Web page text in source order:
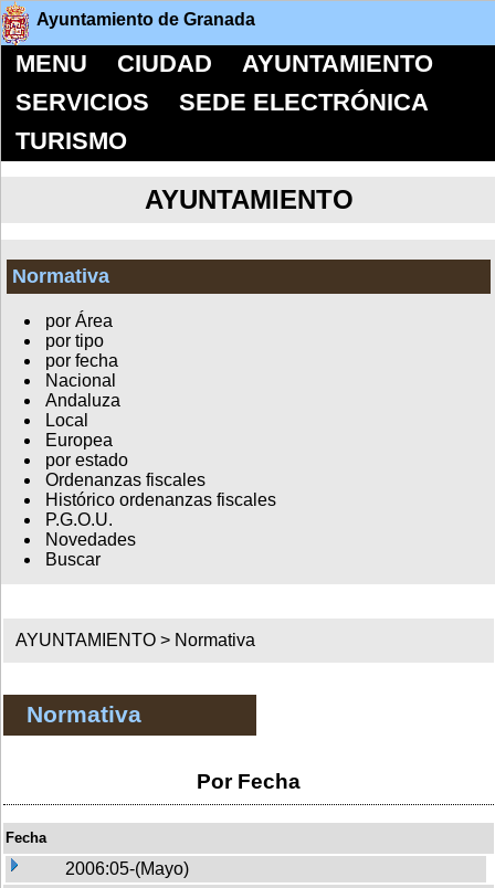
Ayuntamiento de Granada
MENU CIUDAD
AYUNTAMIENTO
SERVICIOS
SEDE ELECTRÓNICA
TURISMO
AYUNTAMIENTO
Normativa
por Área
por tipo
por fecha
Nacional
Andaluza
Local
Europea
por estado
Ordenanzas fiscales
Histórico ordenanzas fiscales
P.G.O.U.
Novedades
Buscar
AYUNTAMIENTO > Normativa
Normativa
Por Fecha
Fecha
2006:05-(Mayo)